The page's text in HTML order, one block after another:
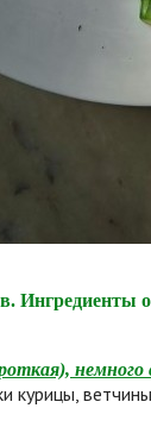
немного
курицы,